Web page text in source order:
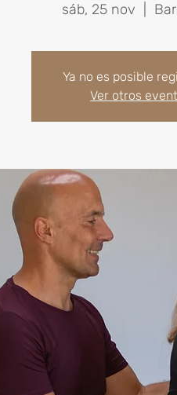
sáb, 25 nov
Ya no es posible
Ver otros